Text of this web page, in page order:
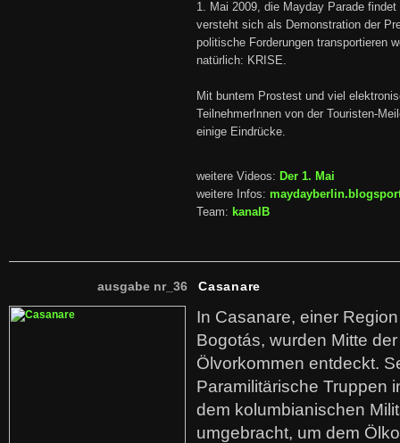
1. Mai 2009, die Mayday Parade
versteht sich als Demonstration der
politische Forderungen transportieren
natürlich: KRISE.
Mit buntem Prostest und viel
TeilnehmerInnen von der Touristen-
einige Eindrücke.
weitere Videos: Der 1. Mai
weitere Infos:
Team: kanalB
ausgabe nr_36 Casanare
In Casanare, einer
Bogotás, wurden Mitte
Ölvorkommen entdeckt.
Paramilitärische Truppen
dem kolumbianischen
umgebracht, um dem